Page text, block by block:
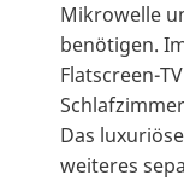
Mikrowelle
benötigen.
Flatscreen-
Das
weiteres